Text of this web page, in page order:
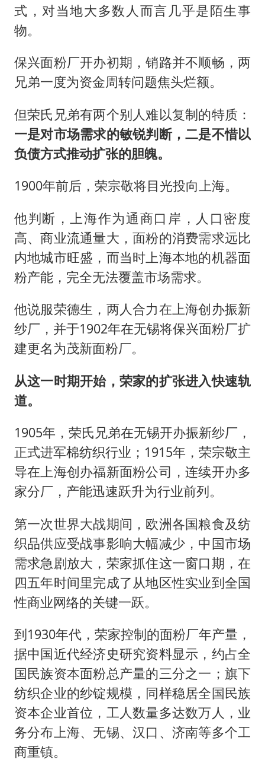
式，对当地大多数人而言几乎是陌生事
物。
保兴面粉厂开办初期，销路并不顺畅，两
兄弟一度为资金周转问题焦头烂额。
但荣氏兄弟有两个别人难以复制的特质：
一是对市场需求的敏锐判断，二是不惜以
负债方式推动扩张的胆魄。
1900年前后，荣宗敬将目光投向上海。
他判断，上海作为通商口岸，人口密度
高、商业流通量大，面粉的消费需求远比
内地城市旺盛，而当时上海本地的机器面
粉产能，完全无法覆盖市场需求。
他说服荣德生，两人合力在上海创办振新
纱厂，并于1902年在无锡将保兴面粉厂扩
建更名为茂新面粉厂。
从这一时期开始，荣家的扩张进入快速轨
道。
1905年，荣氏兄弟在无锡开办振新纱厂，
正式进军棉纺织行业；1915年，荣宗敬主
导在上海创办福新面粉公司，连续开办多
家分厂，产能迅速跃升为行业前列。
第一次世界大战期间，欧洲各国粮食及纺
织品供应受战事影响大幅减少，中国市场
需求急剧放大，荣家抓住这一窗口期，在
四五年时间里完成了从地区性实业到全国
性商业网络的关键一跃。
到1930年代，荣家控制的面粉厂年产量，
据中国近代经济史研究资料显示，约占全
国民族资本面粉总产量的三分之一；旗下
纺织企业的纱锭规模，同样稳居全国民族
资本企业首位，工人数量多达数万人，业
务分布上海、无锡、汉口、济南等多个工
商重镇。